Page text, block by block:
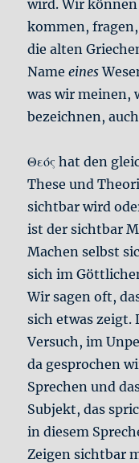
wird. Wir
kommen, fragen,
die alten
Nameeines
was wir meinen,
bezeichnen,
Θεός hat den
These und
sichtbar wird
ist der sichtbar
Machen selbst
sich im
Wir sagen oft,
sich etwas zeigt.
Versuch, im
da gesprochen
Sprechen und
Subjekt, das
in diesem
Zeigen sichtbar